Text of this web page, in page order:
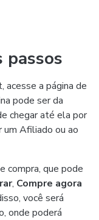
passos
acesse a página de
pode ser da
chegar até ela por
Afiliado ou ao
compra, que pode
, Compre agora
você será
onde poderá